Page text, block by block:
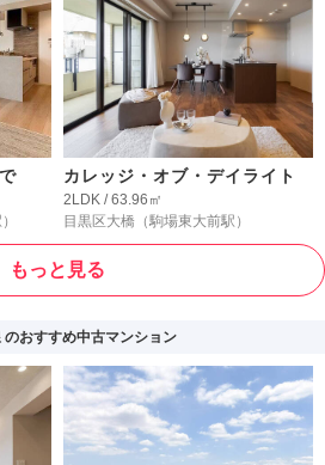
カレッジ・オブ・デイライト
2LDK / 63.96㎡
目黒区大橋 （駒場東大前駅）
もっと見る
のおすすめ中古マンション